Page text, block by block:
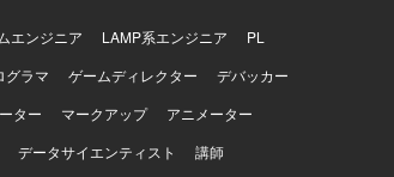
エンジニア LAMP系エンジニア
PL
グラマ ゲームディレクター
デバッカー
ター マークアップ
アニメーター
データサイエンティスト 講師